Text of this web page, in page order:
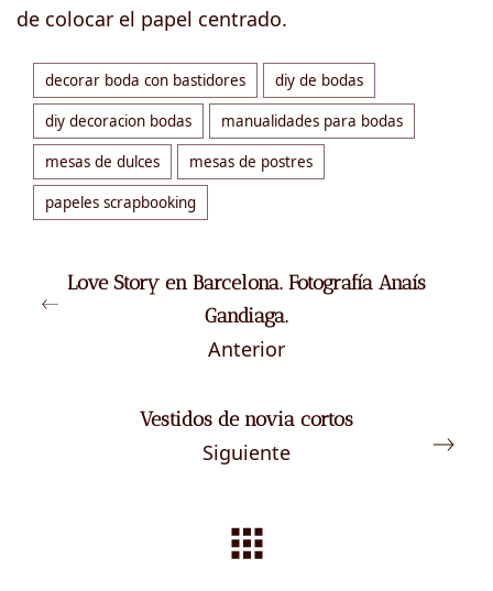
de colocar el papel centrado.
decorar boda con bastidores diy de bodas
diy decoracion bodas manualidades para bodas
mesas de dulces mesas de postres
papeles scrapbooking
Love Story en Barcelona. Fotografía Anaís
Gandiaga.
Anterior
Vestidos de novia cortos
Siguiente